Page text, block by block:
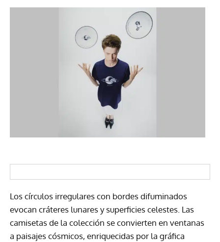
Los círculos irregulares con bordes difuminados
evocan cráteres lunares y superficies celestes. Las
camisetas de la colección se convierten en ventanas
a paisajes cósmicos, enriquecidas por la gráfica